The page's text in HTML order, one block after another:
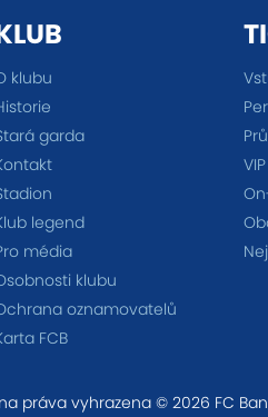
klubu
garda
legend
média
klubu
oznamovatelů
FCB
práva vyhrazena © 2026 FC